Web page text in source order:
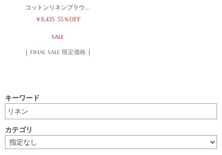
コットンリネンブラウ…
￥6,435 55％OFF
SALE
| FINAL SALE 限定価格 |
キーワード
カテゴリ